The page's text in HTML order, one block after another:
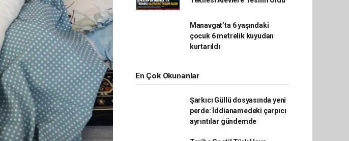
Manavgat’ta 6 yaşındaki
çocuk 6 metrelik kuyudan
kurtarıldı
En Çok Okunanlar
Şarkıcı Güllü dosyasında yeni
perde: İddianamedeki çarpıcı
ayrıntılar gündemde